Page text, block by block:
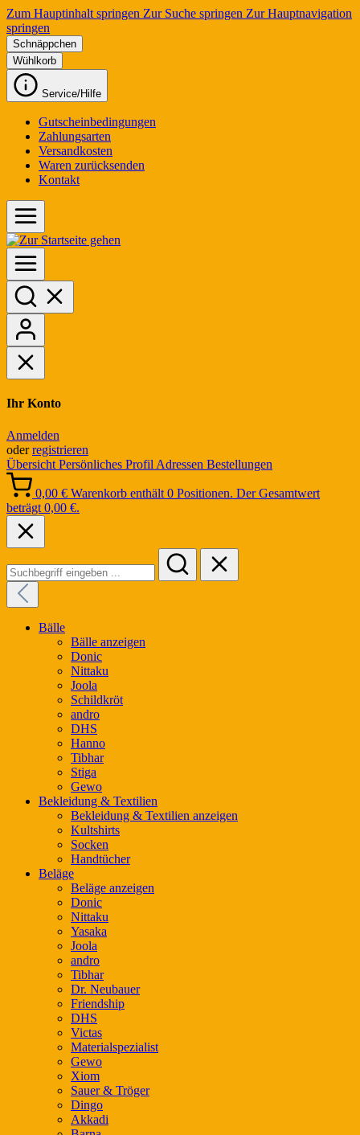
Zum Hauptinhalt springen Zur Suche springen Zur Hauptnavigation
springen
Schnäppchen
Wühlkorb
Service/Hilfe
Gutscheinbedingungen
Zahlungsarten
Versandkosten
Waren zurücksenden
Kontakt
Ihr Konto
Anmelden
oderregistrieren
Übersicht Persönliches Profil Adressen Bestellungen
0,00 € Warenkorb enthält 0 Positionen. Der Gesamtwert
beträgt 0,00 €.
Bälle
Bälle anzeigen
Donic
Nittaku
Joola
Schildkröt
andro
DHS
Hanno
Tibhar
Stiga
Gewo
Bekleidung & Textilien
Bekleidung & Textilien anzeigen
Kultshirts
Socken
Handtücher
Beläge
Beläge anzeigen
Donic
Nittaku
Yasaka
Joola
andro
Tibhar
Dr. Neubauer
Friendship
DHS
Victas
Materialspezialist
Gewo
Xiom
Sauer & Tröger
Dingo
Akkadi